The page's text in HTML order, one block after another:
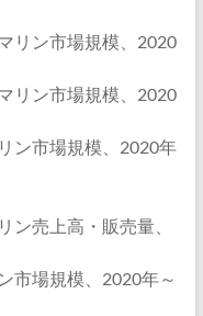
ン市場規模、2020
ン市場規模、2020
市場規模、2020年
売上高・販売量、
場規模、2020年～